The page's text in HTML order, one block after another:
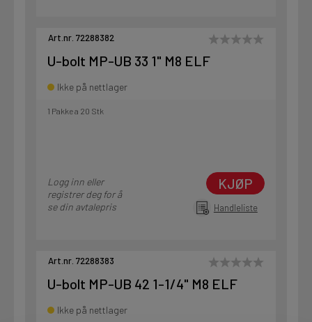
Art.nr. 72288382
U-bolt MP-UB 33 1" M8 ELF
Ikke på nettlager
1 Pakke a 20 Stk
Logg inn eller
registrer deg for å
se din avtalepris
KJØP
Handleliste
Art.nr. 72288383
U-bolt MP-UB 42 1-1/4" M8 ELF
Ikke på nettlager